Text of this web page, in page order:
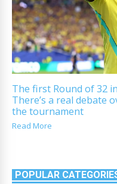
The first Round of 32
There’s a real debate
the tournament
Read More
POPULAR